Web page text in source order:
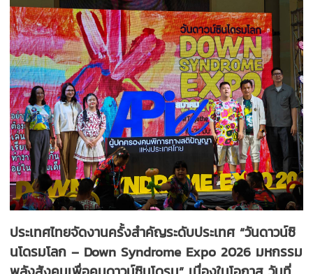
ประเทศไทยจัดงานครั้งสำคัญระดับประเทศ “วันดาวน์ซิ
นโดรมโลก – Down Syndrome Expo 2026 มหกรรม